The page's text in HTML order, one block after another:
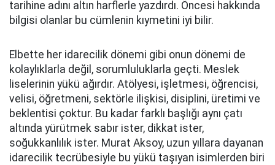
tarihine adını altın harflerle yazdırdı. Öncesi hakkında
bilgisi olanlar bu cümlenin kıymetini iyi bilir.
Elbette her idarecilik dönemi gibi onun dönemi de
kolaylıklarla değil, sorumluluklarla geçti. Meslek
liselerinin yükü ağırdır. Atölyesi, işletmesi, öğrencisi,
velisi, öğretmeni, sektörle ilişkisi, disiplini, üretimi ve
beklentisi çoktur. Bu kadar farklı başlığı aynı çatı
altında yürütmek sabır ister, dikkat ister,
soğukkanlılık ister. Murat Aksoy, uzun yıllara dayanan
idarecilik tecrübesiyle bu yükü taşıyan isimlerden biri